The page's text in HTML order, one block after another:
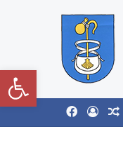
Open toolbar